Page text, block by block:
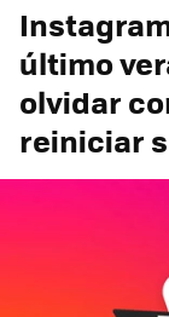
último
olvidar
reiniciar